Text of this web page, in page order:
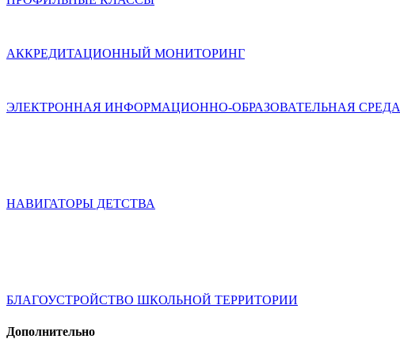
АККРЕДИТАЦИОННЫЙ МОНИТОРИНГ
ЭЛЕКТРОННАЯ ИНФОРМАЦИОННО-ОБРАЗОВАТЕЛЬНАЯ СРЕДА
НАВИГАТОРЫ ДЕТСТВА
БЛАГОУСТРОЙСТВО ШКОЛЬНОЙ ТЕРРИТОРИИ
Дополнительно